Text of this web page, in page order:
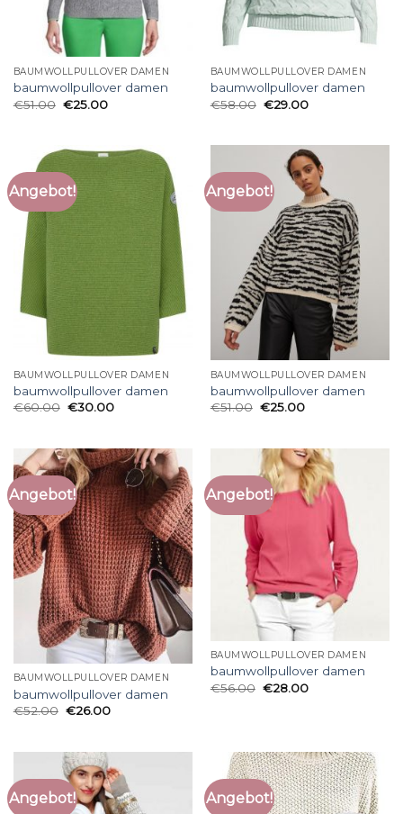
BAUMWOLLPULLOVER DAMEN
baumwollpullover damen
€51.00 €25.00
BAUMWOLLPULLOVER DAMEN
baumwollpullover damen
€58.00 €29.00
Angebot!
BAUMWOLLPULLOVER DAMEN
baumwollpullover damen
€60.00 €30.00
Angebot!
BAUMWOLLPULLOVER DAMEN
baumwollpullover damen
€51.00 €25.00
Angebot!
BAUMWOLLPULLOVER DAMEN
baumwollpullover damen
€52.00 €26.00
Angebot!
BAUMWOLLPULLOVER DAMEN
baumwollpullover damen
€56.00 €28.00
Angebot! Angebot!